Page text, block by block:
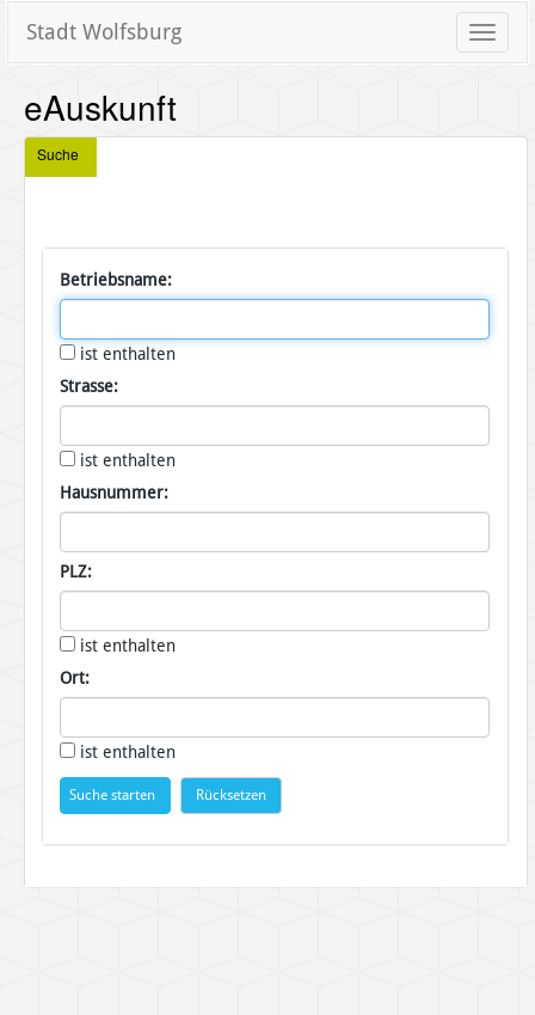
Toggle
Stadt Wolfsburg
eAuskunft
Suche
Betriebsname:
ist enthalten
Strasse:
ist enthalten
Hausnummer:
PLZ:
ist enthalten
Ort:
ist enthalten